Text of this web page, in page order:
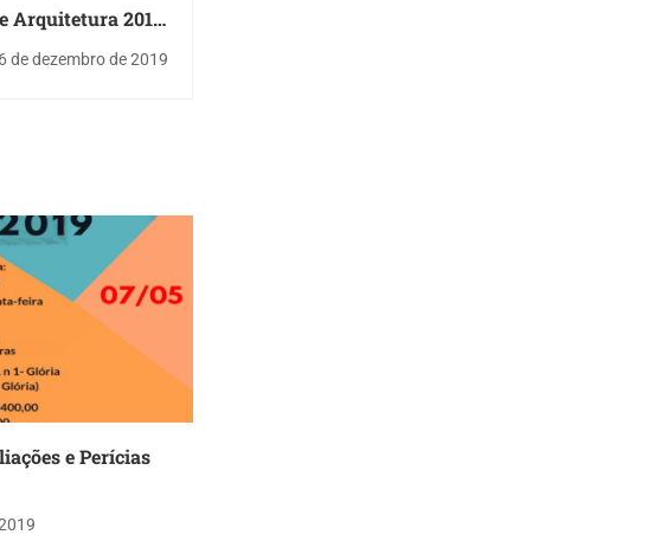
Arquitetura 2019,
do Município"
6 de dezembro de 2019
e Perícias